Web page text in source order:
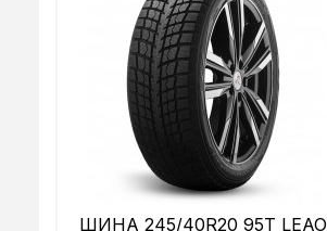
ШИНА 245/40R20 95T LEAO